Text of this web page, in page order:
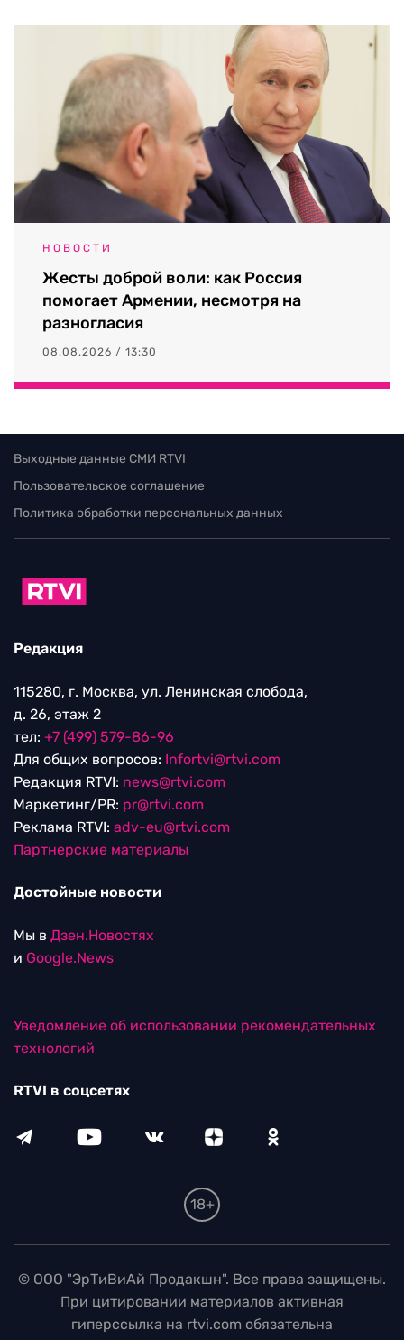
НОВОСТИ
Жесты доброй воли: как Россия
помогает Армении, несмотря на
разногласия
08.08.2026 / 13:30
Выходные данные СМИ RTVI
Пользовательское соглашение
Политика обработки персональных данных
Редакция
115280, г. Москва, ул. Ленинская слобода,
д. 26, этаж 2
тел: +7 (499) 579-86-96
Для общих вопросов: Infortvi@rtvi.com
Редакция RTVI: news@rtvi.com
Маркетинг/PR: pr@rtvi.com
Реклама RTVI: adv-eu@rtvi.com
Партнерские материалы
Достойные новости
Мы в Дзен.Новостях
и Google.News
Уведомление об использовании рекомендательных
технологий
RTVI в соцсетях
18+
© ООО "ЭрТиВиАй Продакшн". Все права защищены.
При цитировании материалов активная
гиперссылка на rtvi.com обязательна